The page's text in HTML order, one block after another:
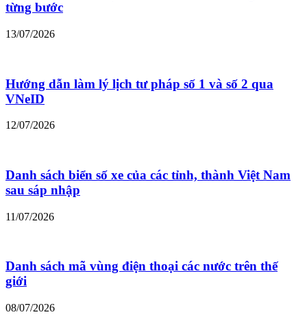
từng bước
13/07/2026
Hướng dẫn làm lý lịch tư pháp số 1 và số 2 qua
VNeID
12/07/2026
Danh sách biển số xe của các tỉnh, thành Việt Nam
sau sáp nhập
11/07/2026
Danh sách mã vùng điện thoại các nước trên thế
giới
08/07/2026